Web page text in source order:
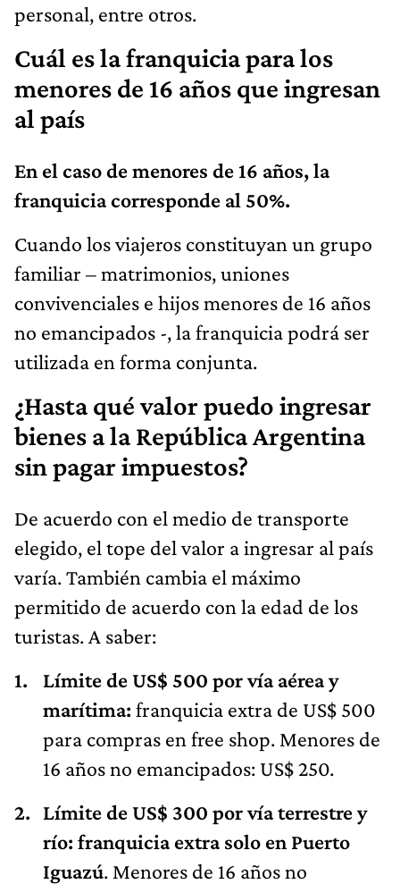
personal, entre otros.
Cuál es la franquicia para los
menores de 16 años que ingresan
al país
En el caso de menores de 16 años, la
franquicia corresponde al 50%.
Cuando los viajeros constituyan un grupo
familiar – matrimonios, uniones
convivenciales e hijos menores de 16 años
no emancipados -, la franquicia podrá ser
utilizada en forma conjunta.
¿Hasta qué valor puedo ingresar
bienes a la República Argentina
sin pagar impuestos?
De acuerdo con el medio de transporte
elegido, el tope del valor a ingresar al país
varía. También cambia el máximo
permitido de acuerdo con la edad de los
turistas. A saber:
Límite de US$ 500 por vía aérea y
marítima: franquicia extra de US$ 500
para compras en free shop. Menores de
16 años no emancipados: US$ 250.
Límite de US$ 300 por vía terrestre y
río: franquicia extra solo en Puerto
Iguazú. Menores de 16 años no